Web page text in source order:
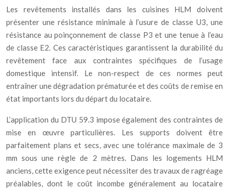
Les revêtements installés dans les cuisines HLM doivent
présenter une résistance minimale à l’usure de classe U3, une
résistance au poinçonnement de classe P3 et une tenue à l’eau
de classe E2. Ces caractéristiques garantissent la durabilité du
revêtement face aux contraintes spécifiques de l’usage
domestique intensif. Le non-respect de ces normes peut
entraîner une dégradation prématurée et des coûts de remise en
état importants lors du départ du locataire.
L’application du DTU 59.3 impose également des contraintes de
mise en œuvre particulières. Les supports doivent être
parfaitement plans et secs, avec une tolérance maximale de 3
mm sous une règle de 2 mètres. Dans les logements HLM
anciens, cette exigence peut nécessiter des travaux de ragréage
préalables, dont le coût incombe généralement au locataire